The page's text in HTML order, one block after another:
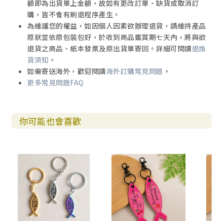
額即為出貨單上金額，故如有更改訂單、缺貨或取消訂
購，皆不會有刷退程序產生。
為維護您的權益，如因個人因素欲辦理退貨，請維持產品
原狀並依原包裝包好，於收到商品鑑賞期七天內，將與欲
退貨之商品、紙本發票及原出貨單寄回。詳細可閱讀退換
貨須知 。
如需寄送海外，歡迎閱讀海外訂購常見問題 。
更多常見問題FAQ
你可能也會喜歡